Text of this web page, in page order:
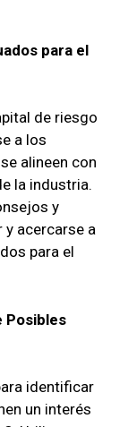
para el
de riesgo
a los
alineen con
la industria.
y
acercarse a
para el
Posibles
identificar
un interés